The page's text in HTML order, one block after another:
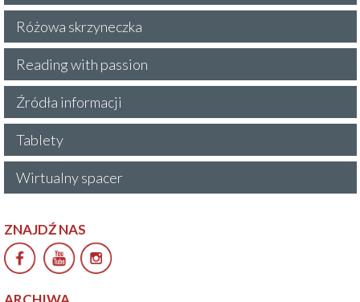
Różowa skrzyneczka
Reading with passion
Źródła informacji
Tablety
Wirtualny spacer
ZNAJDŹ NAS